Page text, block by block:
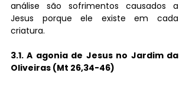
análise são sofrimentos causados a
Jesus porque ele existe em cada
criatura.
3.1. A agonia de Jesus no Jardim da
Oliveiras (Mt 26,34-46)